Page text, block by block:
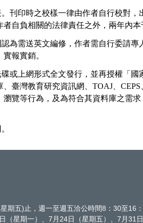
刊印時之校樣一律由作者自行校對
自負相關的法律責任之外，兩年內本
為需送英文編修，作者需自行委請
報實銷。
或上網形式全文發行，並再授權「
臺灣教育研究資訊網、 TOAJ CEPS
覽等行為，及為符合其資料庫之需
期五)止，週一至週五洽公時間8：30至16：
星期一）、7月24日（星期五）、7月31